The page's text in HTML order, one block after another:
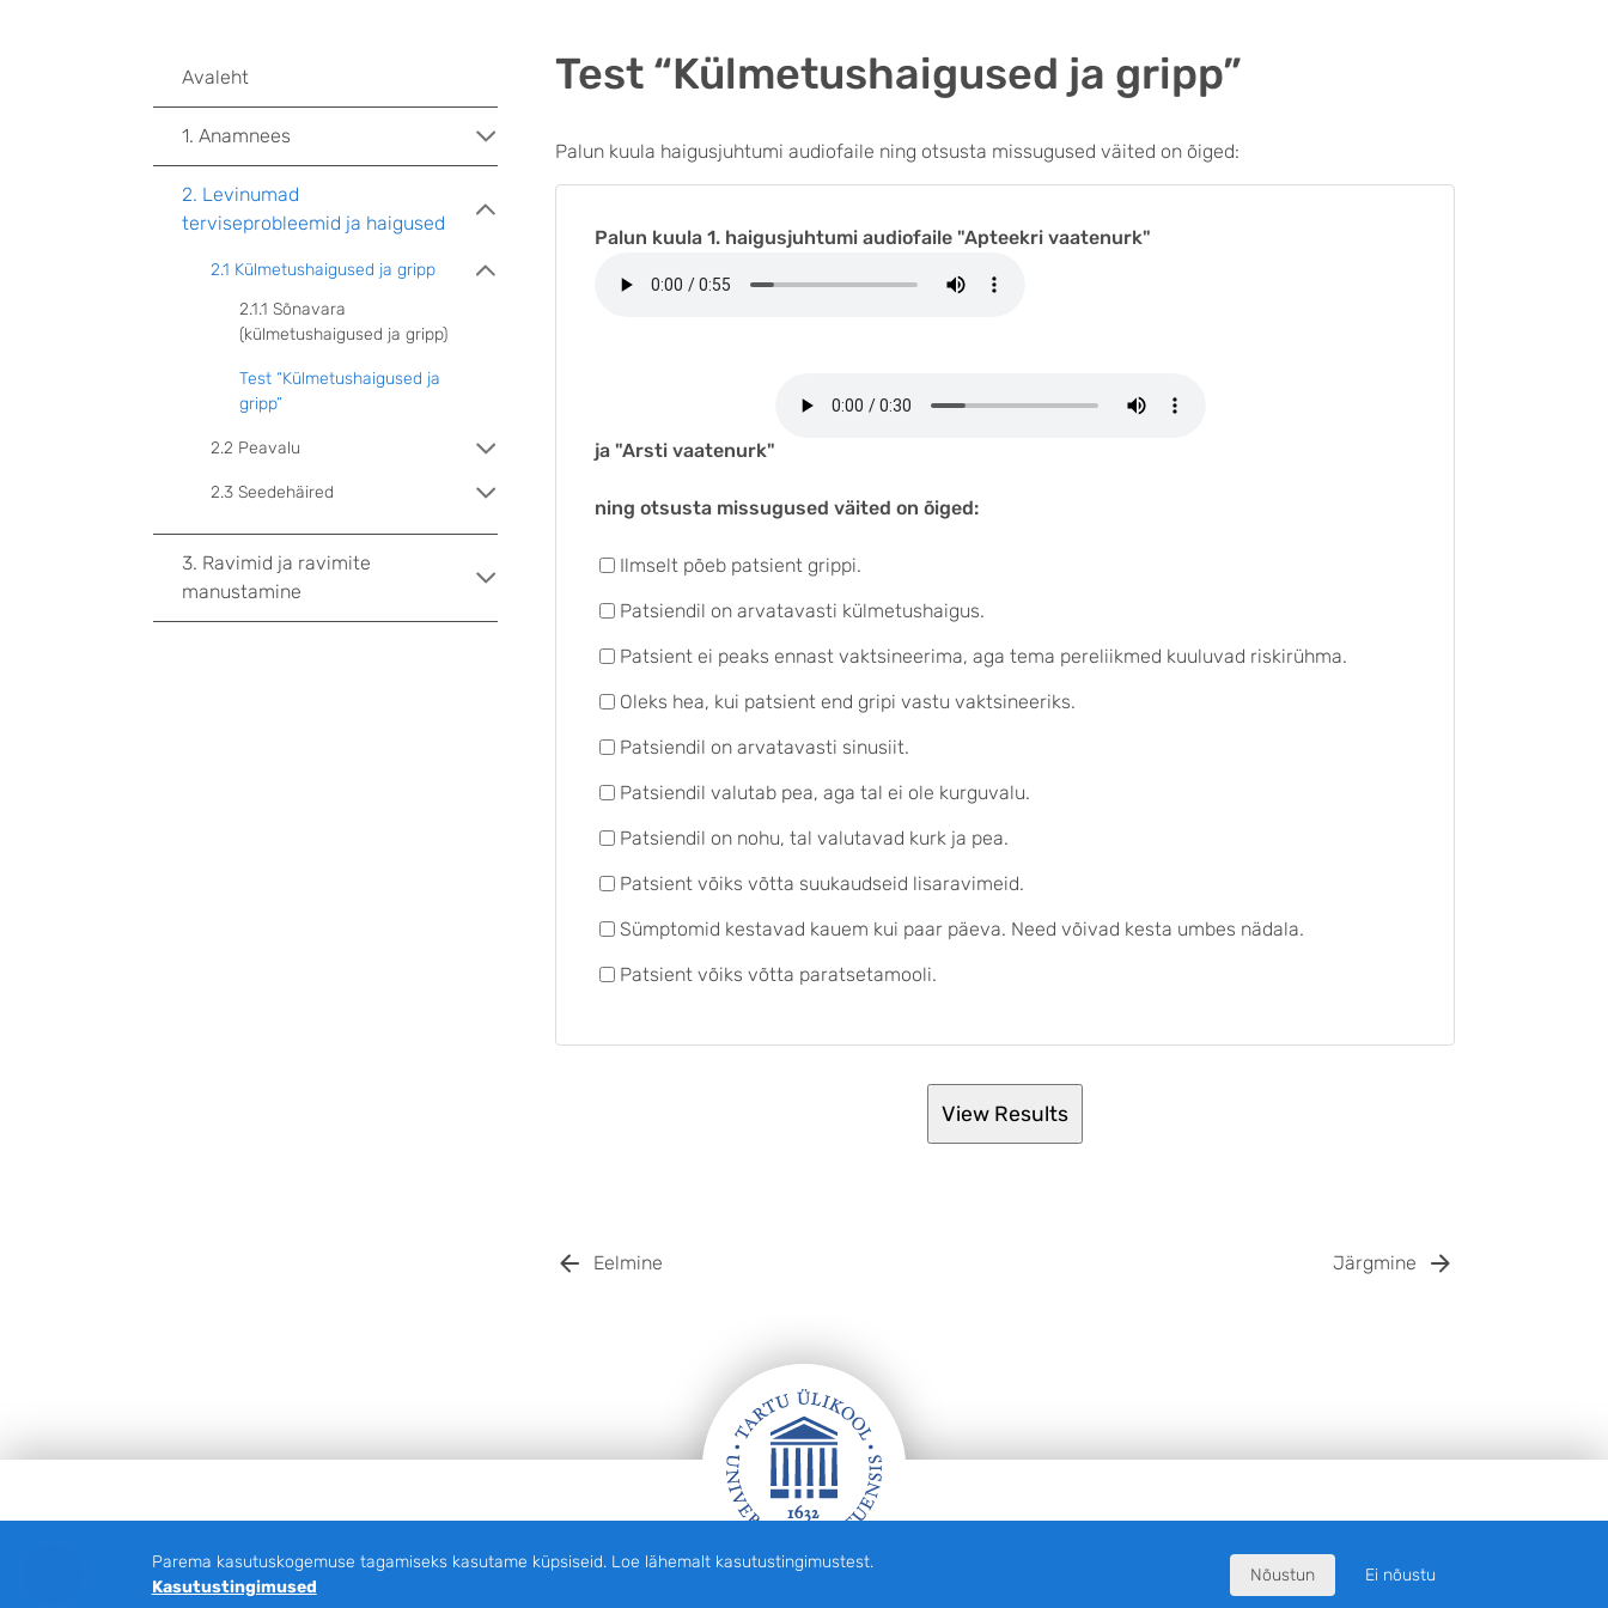
Test “Külmetushaigused ja gripp”
Palun kuula haigusjuhtumi audiofaile ning otsusta missugused väited on õiged:
Palun kuula 1. haigusjuhtumi audiofaile "Apteekri vaatenurk"
ja "Arsti vaatenurk"
ning otsusta missugused väited on õiged:
Ilmselt põeb patsient grippi.
Patsiendil on arvatavasti külmetushaigus.
Patsient ei peaks ennast vaktsineerima, aga tema pereliikmed kuuluvad riskirühma.
Oleks hea, kui patsient end gripi vastu vaktsineeriks.
Patsiendil on arvatavasti sinusiit.
Patsiendil valutab pea, aga tal ei ole kurguvalu.
Patsiendil on nohu, tal valutavad kurk ja pea.
Patsient võiks võtta suukaudseid lisaravimeid.
Sümptomid kestavad kauem kui paar päeva. Need võivad kesta umbes nädala.
Patsient võiks võtta paratsetamooli.
Eelmine Järgmine
Avaleht
1. Anamnees
2. Levinumad
terviseprobleemid ja haigused
2.1 Külmetushaigused ja gripp
2.1.1 Sõnavara
(külmetushaigused ja gripp)
Test “Külmetushaigused ja
gripp”
2.2 Peavalu
2.3 Seedehäired
3. Ravimid ja ravimite
manustamine
Parema kasutuskogemuse tagamiseks kasutame küpsiseid. Loe lähemalt kasutustingimustest.
Kasutustingimused
Nõustun Ei nõustu